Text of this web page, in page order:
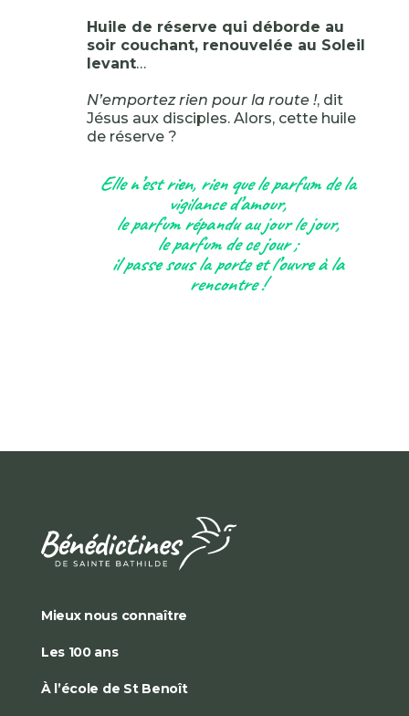
Huile de réserve qui déborde au
soir couchant, renouvelée au Soleil
levant…
N’emportez rien pour la route !, dit
Jésus aux disciples. Alors, cette huile
de réserve ?
Elle n’est rien, rien que le parfum de la
vigilance d’amour,
le parfum répandu au jour le jour,
le parfum de ce jour ;
il passe sous la porte et l’ouvre à la
rencontre !
Mieux nous connaître
Les 100 ans
À l’école de St Benoît